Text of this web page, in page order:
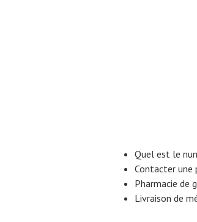
Quel est le
Contacter une
Pharmacie de
Livraison de